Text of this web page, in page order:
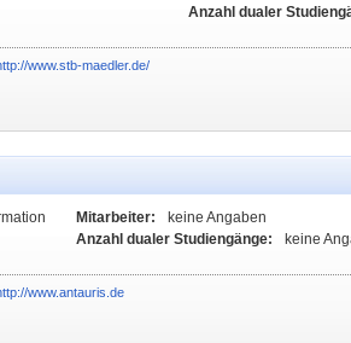
Anzahl dualer
www.stb-maedler.de/
Mitarbeiter:
keine Angaben
Anzahl dualer Studiengänge:
keine
www.antauris.de